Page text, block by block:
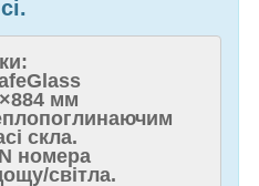
мм
скла.
номера
світла.